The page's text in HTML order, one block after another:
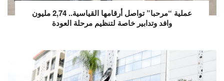
عملية “مرحبا” تواصل أرقامها القياسية.. 2,74 مليون
وافد وتدابير خاصة لتنظيم مرحلة العودة